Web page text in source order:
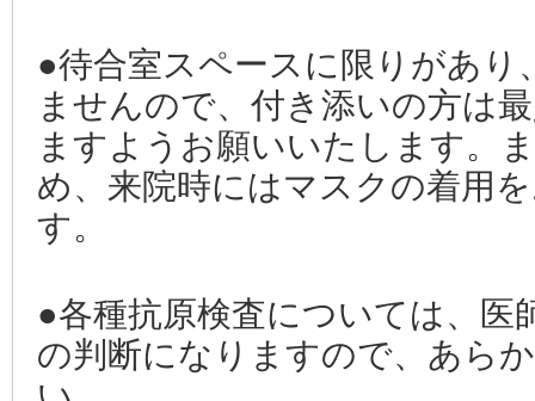
●待合室スペースに限りがあり
ませんので、付き添いの方は
ますようお願いいたします。
め、来院時にはマスクの着用
す。
●各種抗原検査については、医
の判断になりますので、あら